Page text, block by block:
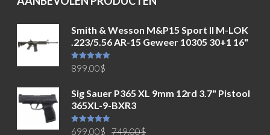
Smith & Wesson M&P15 Sport II M-LOK
.223/5.56 AR-15 Geweer 10305 30+1 16"
Waardering
5.00uit 5
899.00$
Sig Sauer P365 XL 9mm 12rd 3.7" Pistool
365XL-9-BXR3
Waardering
749.00$
699.00$